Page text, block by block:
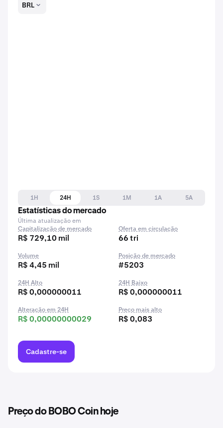
BRL
1H 24H 1S 1M 1A
5A
Estatísticas do mercado
Última atualização em
Capitalização de mercado
R$ 729,10 mil
Oferta em circulação
66 tri
Volume
R$ 4,45 mil
Posição de mercado
#5203
24H Alto
R$ 0,000000011
24H Baixo
R$ 0,000000011
Alteração em 24H
R$ 0,00000000029
Preço mais alto
R$ 0,083
Cadastre-se
Preço do BOBO Coin hoje